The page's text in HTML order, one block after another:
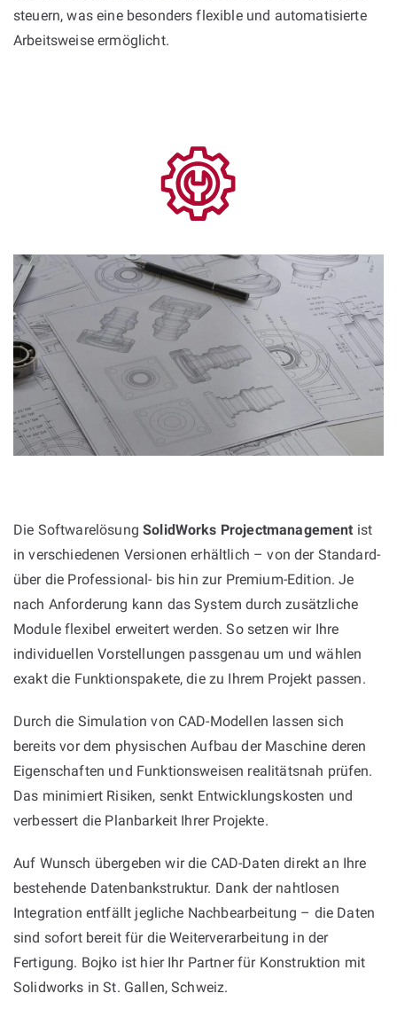
steuern, was eine besonders flexible und automatisierte
Arbeitsweise ermöglicht.
Die SoftwarelösungSolidWorks Projectmanagement ist
in verschiedenen Versionen erhältlich – von der Standard-
über die Professional- bis hin zur Premium-Edition. Je
nach Anforderung kann das System durch zusätzliche
Module flexibel erweitert werden. So setzen wir Ihre
individuellen Vorstellungen passgenau um und wählen
exakt die Funktionspakete, die zu Ihrem Projekt passen.
Durch die Simulation von CAD-Modellen lassen sich
bereits vor dem physischen Aufbau der Maschine deren
Eigenschaften und Funktionsweisen realitätsnah prüfen.
Das minimiert Risiken, senkt Entwicklungskosten und
verbessert die Planbarkeit Ihrer Projekte.
Auf Wunsch übergeben wir die CAD-Daten direkt an Ihre
bestehende Datenbankstruktur. Dank der nahtlosen
Integration entfällt jegliche Nachbearbeitung – die Daten
sind sofort bereit für die Weiterverarbeitung in der
Fertigung. Bojko ist hier Ihr Partner für Konstruktion mit
Solidworks in St. Gallen, Schweiz.